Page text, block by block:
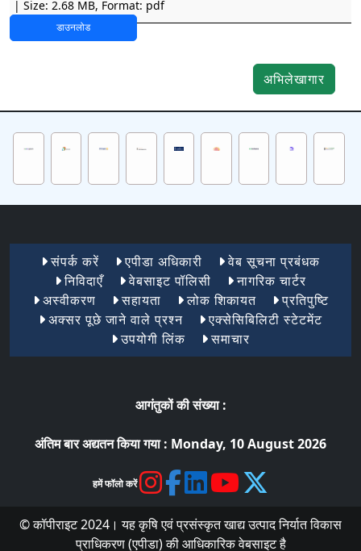
| Size: 2.68 MB, Format: pdf
डाउनलोड
अभिलेखागार
Footer Menu 1
संपर्क करें एपीडा अधिकारी
वेब सूचना प्रबंधक
निविदाएँ
वेबसाइट पॉलिसी
नागरिक चार्टर
अस्वीकरण
सहायता लोक शिकायत
प्रतिपुष्टि
अक्सर पूछे जाने वाले प्रश्न
एक्सेसिबिलिटी स्टेटमेंट
उपयोगी लिंक
समाचार
आगंतुकों की संख्या :
अंतिम बार अद्यतन किया गया : Monday, 10 August 2026
हमें फॉलो करें
© कॉपीराइट 2024। यह कृषि एवं प्रसंस्कृत खाद्य उत्पाद निर्यात विकास
प्राधिकरण (एपीडा) की आधिकारिक वेबसाइट है